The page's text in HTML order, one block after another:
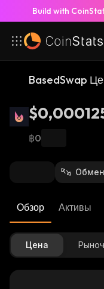
Build with
BasedSwap
฿0
Обзор Активы
Цена